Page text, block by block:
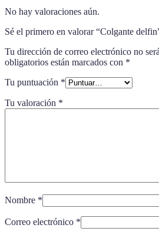
No hay valoraciones aún.
Sé el primero en valorar “Colgante
Tu dirección de correo electrónico no
obligatorios están marcados con *
Tu puntuación *
Tu valoración *
Nombre *
Correo electrónico *